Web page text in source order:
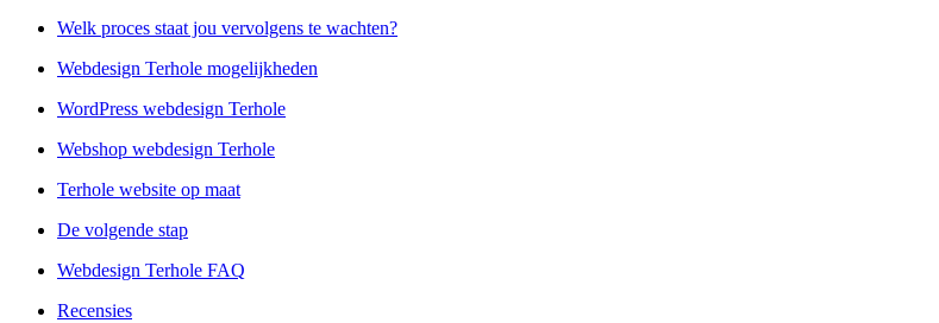
Welk proces staat jou vervolgens te wachten?
Webdesign Terhole mogelijkheden
WordPress webdesign Terhole
Webshop webdesign Terhole
Terhole website op maat
De volgende stap
Webdesign Terhole FAQ
Recensies